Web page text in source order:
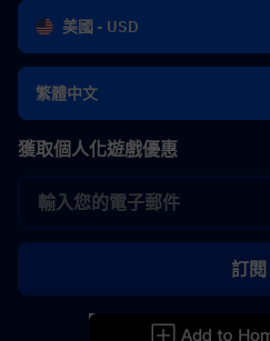
美國 - USD
繁體中文
獲取個人化遊戲優惠
訂閱